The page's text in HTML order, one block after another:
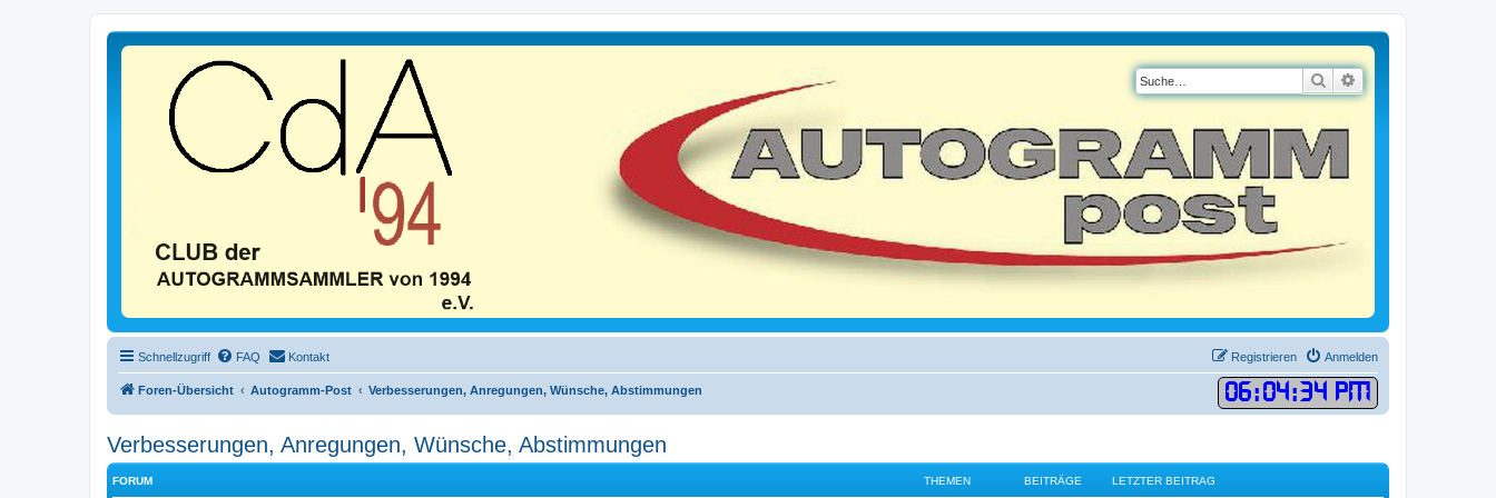
Suche
Schnellzugriff FAQ Kontakt Anmelden
Registrieren
Foren-Übersicht Autogramm-Post Verbesserungen, Anregungen, Wünsche, Abstimmungen 06:04:34 PM
Verbesserungen, Anregungen, Wünsche, Abstimmungen
FORUM THEMEN BEITRÄGE LETZTER BEITRAG